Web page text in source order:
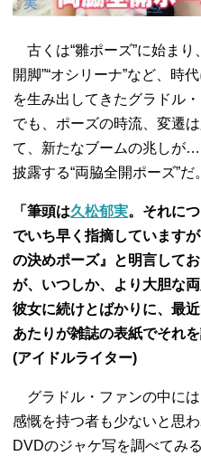
古くは“雛ポーズ”に始まり
開脚”“オシリーナ”など、時
を生み出してきたグラドル
でも、ポーズの時流、変遷
て、新たなブームの兆しが
披露する“両脇全開ポーズ”だ。
「筆頭は久松郁実。それに
でいち早く指摘しています
の決めポーズ』と明言して
が、いつしか、より大胆な
彼女に続けとばかりに、最
あたりが雑誌の表紙でそれ
(アイドルライター)
グラドル・ファンの中に
感慨を持つ者も少ないと思
DVDのジャケ写を調べてみ